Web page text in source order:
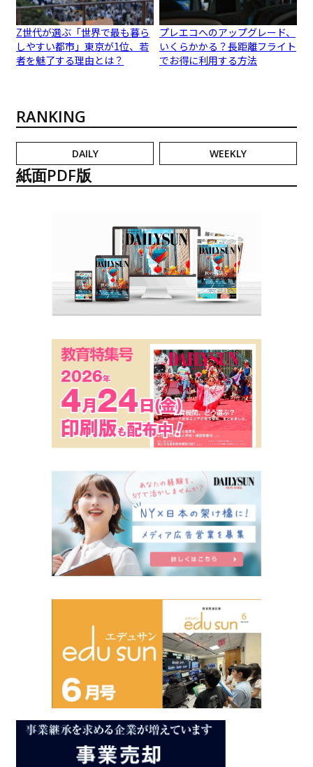
Z世代が選ぶ「世界で最も暮ら
しやすい都市」東京が1位、若
者を魅了する理由とは？
プレエコへのアップグレード、
いくらかかる？長距離フライト
でお得に利用する方法
RANKING
DAILY WEEKLY
紙面PDF版